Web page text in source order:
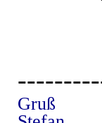
Gruß